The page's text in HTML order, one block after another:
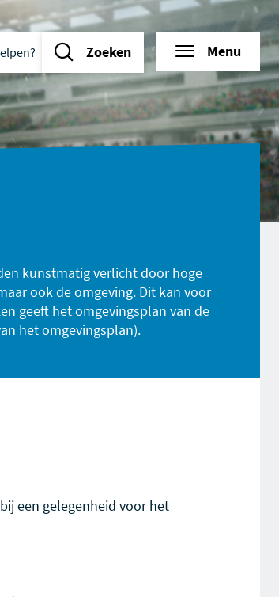
Zoeken
Menu
kunstmatig verlicht door hoge
ook de omgeving. Dit kan voor
geeft hetomgevingsplan van de
het omgevingsplan).
een gelegenheid voor het